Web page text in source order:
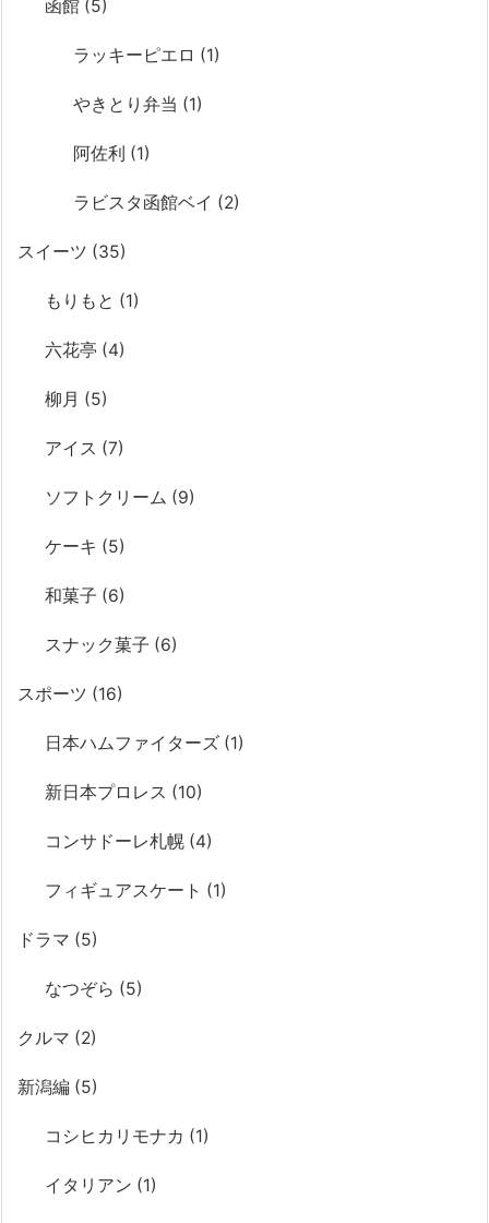
函館 (5)
ラッキーピエロ (1)
やきとり弁当 (1)
阿佐利 (1)
ラビスタ函館ベイ (2)
スイーツ (35)
もりもと (1)
六花亭 (4)
柳月 (5)
アイス (7)
ソフトクリーム (9)
ケーキ (5)
和菓子 (6)
スナック菓子 (6)
スポーツ (16)
日本ハムファイターズ (1)
新日本プロレス (10)
コンサドーレ札幌 (4)
フィギュアスケート (1)
ドラマ (5)
なつぞら (5)
クルマ (2)
新潟編 (5)
コシヒカリモナカ (1)
イタリアン (1)